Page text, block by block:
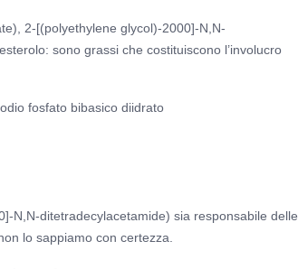
2-[(polyethylene glycol)-2000]-N,N-
sono grassi che costituiscono l’involucro
fosfato bibasico diidrato
N,N-ditetradecylacetamide) sia responsabile delle
lo sappiamo con certezza.